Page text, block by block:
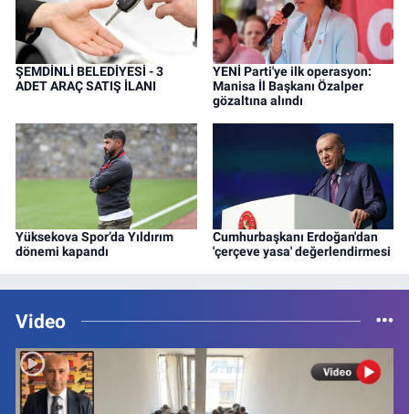
ŞEMDİNLİ BELEDİYESİ - 3
ADET ARAÇ SATIŞ İLANI
YENİ Parti'ye ilk operasyon:
Manisa İl Başkanı Özalper
gözaltına alındı
Yüksekova Spor’da Yıldırım
dönemi kapandı
Cumhurbaşkanı Erdoğan'dan
'çerçeve yasa' değerlendirmesi
Video